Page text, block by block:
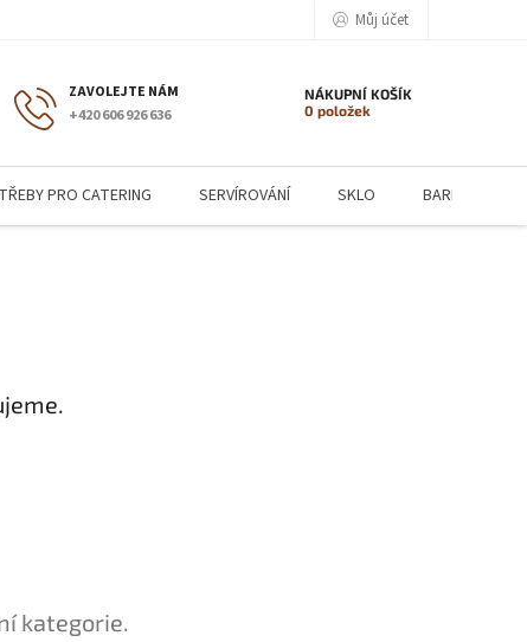
Můj účet
+420 606 926 636
NÁKUPNÍ KOŠÍK
0 položek
PRO CATERING SERVÍROVÁNÍ SKLO BARMANSKÉ
kategorie.